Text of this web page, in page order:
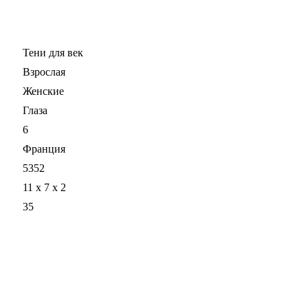
Тени для век
Взрослая
Женские
Глаза
6
Франция
5352
11 x 7 x 2
35